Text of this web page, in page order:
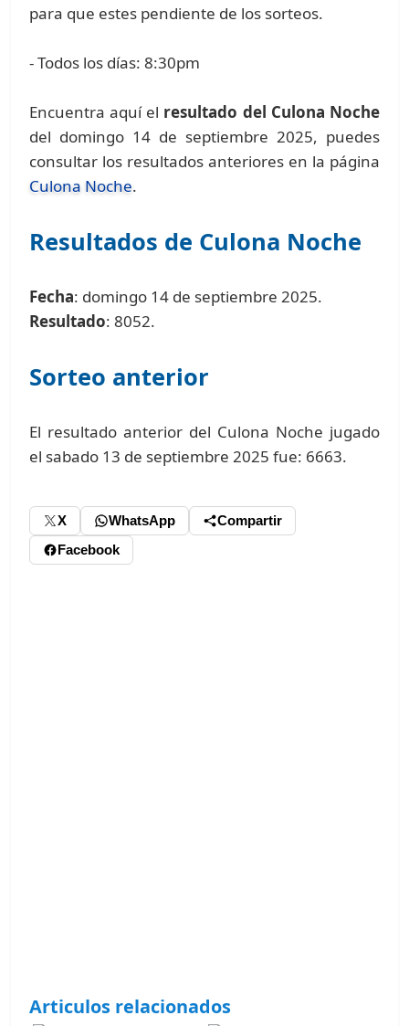
para que estes pendiente de los sorteos.
- Todos los días: 8:30pm
Encuentra aquí el resultado del Culona Noche
del domingo 14 de septiembre 2025, puedes
consultar los resultados anteriores en la página
Culona Noche.
Resultados de Culona Noche
Fecha: domingo 14 de septiembre 2025.
Resultado: 8052.
Sorteo anterior
El resultado anterior del Culona Noche jugado
el sabado 13 de septiembre 2025 fue: 6663.
X WhatsApp
Compartir
Facebook
Articulos relacionados